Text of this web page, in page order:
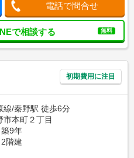
電話で問合せ
で相談する 無料
初期費用に注目
線/秦野駅 徒歩6分
市本町２丁目
築9年
2階建